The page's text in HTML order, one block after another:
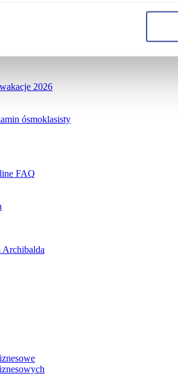
2026
ósmoklasisty
FAQ
Archibalda